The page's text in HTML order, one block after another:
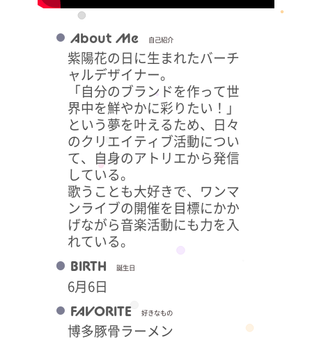
About Me 自己紹介
紫陽花の日に生まれたバーチ
ャルデザイナー。
「自分のブランドを作って世
界中を鮮やかに彩りたい！」
という夢を叶えるため、日々
のクリエイティブ活動につい
て、自身のアトリエから発信
している。
歌うことも大好きで、ワンマ
ンライブの開催を目標にかか
げながら音楽活動にも力を入
れている。
BIRTH 誕生日
6月6日
FAVORITE 好きなもの
博多豚骨ラーメン